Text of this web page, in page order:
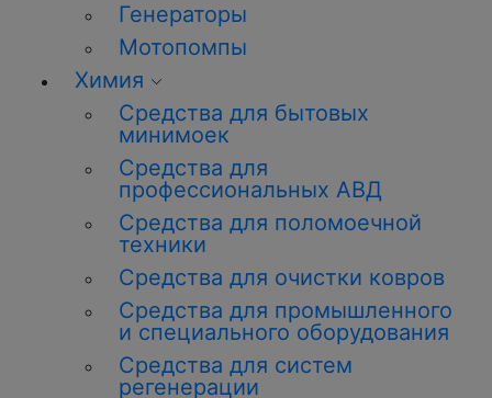
Генераторы
Мотопомпы
Химия
Средства для бытовых
минимоек
Средства для
профессиональных АВД
Средства для поломоечной
техники
Средства для очистки ковров
Средства для промышленного
и специального оборудования
Средства для систем
регенерации